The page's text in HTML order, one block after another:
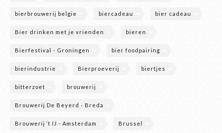
bierbrouwerij belgie biercadeau bier cadeau
Bier drinken met je vrienden bieren
Bierfestival - Groningen bier foodpairing
bierindustrie Bierproeverij biertjes
bitterzoet brouwerij
Brouwerij De Beyerd - Breda
Brouwerij ‘t IJ - Amsterdam Brussel